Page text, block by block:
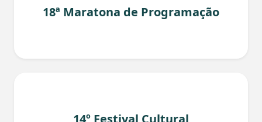
18ª Maratona de Programação